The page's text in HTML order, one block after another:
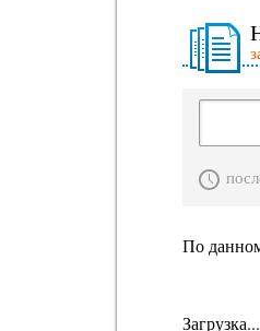
По
Загрузка...